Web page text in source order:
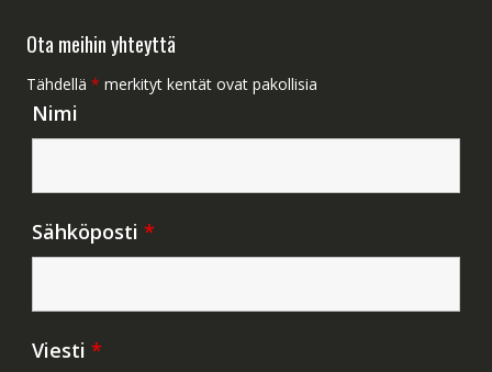
Ota meihin yhteyttä
Tähdellä * merkityt kentät ovat pakollisia
Nimi
Sähköposti *
Viesti *